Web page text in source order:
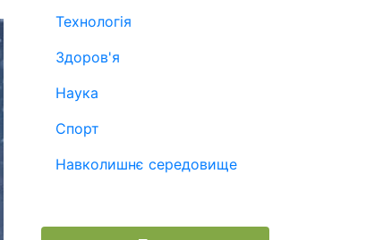
Технологія
Здоров'я
Наука
Спорт
Навколишнє середовище